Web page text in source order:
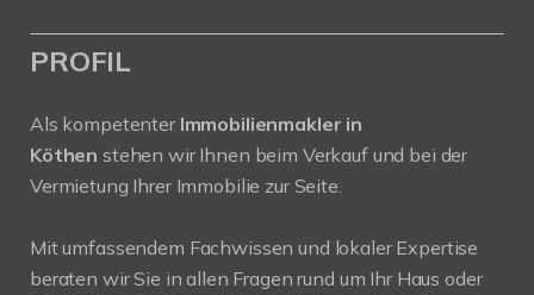
PROFIL
Als kompetenter Immobilienmakler in
Köthen stehen wir Ihnen beim Verkauf und bei der
Vermietung Ihrer Immobilie zur Seite.
Mit umfassendem Fachwissen und lokaler Expertise
beraten wir Sie in allen Fragen rund um Ihr Haus oder